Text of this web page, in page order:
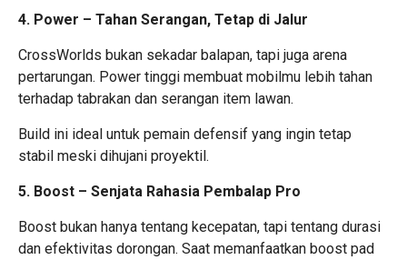
4. Power – Tahan Serangan, Tetap di Jalur
CrossWorlds bukan sekadar balapan, tapi juga arena
pertarungan. Power tinggi membuat mobilmu lebih tahan
terhadap tabrakan dan serangan item lawan.
Build ini ideal untuk pemain defensif yang ingin tetap
stabil meski dihujani proyektil.
5. Boost – Senjata Rahasia Pembalap Pro
Boost bukan hanya tentang kecepatan, tapi tentang durasi
dan efektivitas dorongan. Saat memanfaatkan boost pad